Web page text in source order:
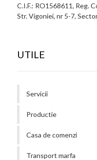
C.I.F.: RO1568611, Reg.
Str. Vigoniei, nr 5-7,
UTILE
Servicii
Productie
Casa de comenzi
Transport marfa